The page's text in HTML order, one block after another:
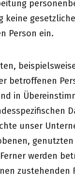
Person ein.
betroffenen
in
unser
werden
zustehenden